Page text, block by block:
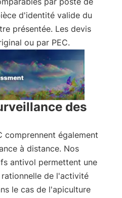
d'identité valide du
présentée. Les devis
ou par PEC.
des
comprennent également
à distance. Nos
antivol permettent une
de l'activité
le cas de l'apiculture